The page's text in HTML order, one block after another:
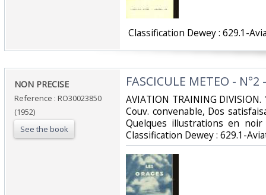
Classification Dewey : 629.1-
‎NON PRECISE‎
Reference : RO30023850
(1952)
See the book
‎FASCICULE METEO - N°2
‎AVIATION TRAINING
Couv. convenable, Dos
Quelques illustrations en
Classification Dewey : 629.1-